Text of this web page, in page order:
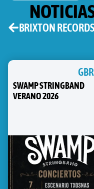
BRIXTON
GBR
SWAMP STRINGBAND
VERANO 2026